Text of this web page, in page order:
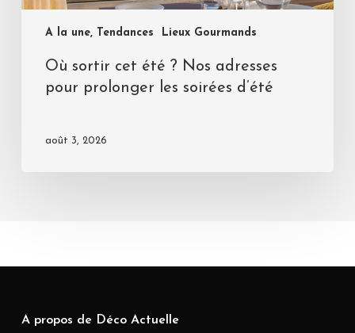
A la une, Tendances Lieux Gourmands
Où sortir cet été ? Nos adresses
pour prolonger les soirées d’été
août 3, 2026
A propos de Déco Actuelle